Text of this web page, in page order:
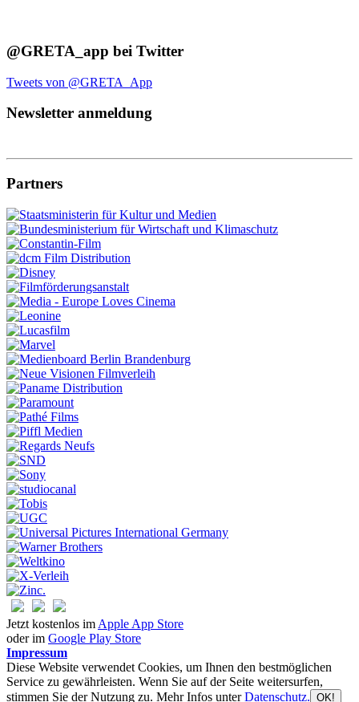
@GRETA_app bei Twitter
Tweets von @GRETA_App
Newsletter anmeldung
Partners
Jetzt kostenlos im Apple App Store
oder im Google Play Store
Impressum
Diese Website verwendet Cookies, um Ihnen den bestmöglichen
Service zu gewährleisten. Wenn Sie auf der Seite weitersurfen,
stimmen Sie der Nutzung zu. Mehr Infos unterDatenschutz. OK!